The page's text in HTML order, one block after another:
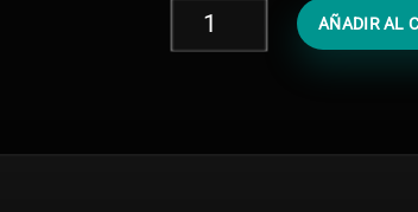
Diagnóstico
AÑADIR AL